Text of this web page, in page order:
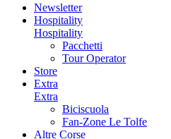
Newsletter
Hospitality
Hospitality
Pacchetti
Tour Operator
Store
Extra
Extra
Biciscuola
Fan-Zone Le Tolfe
Altre Corse